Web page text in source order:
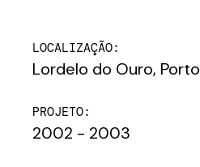
LOCALIZAÇÃO:
Lordelo do Ouro, Porto
PROJETO:
2002 - 2003